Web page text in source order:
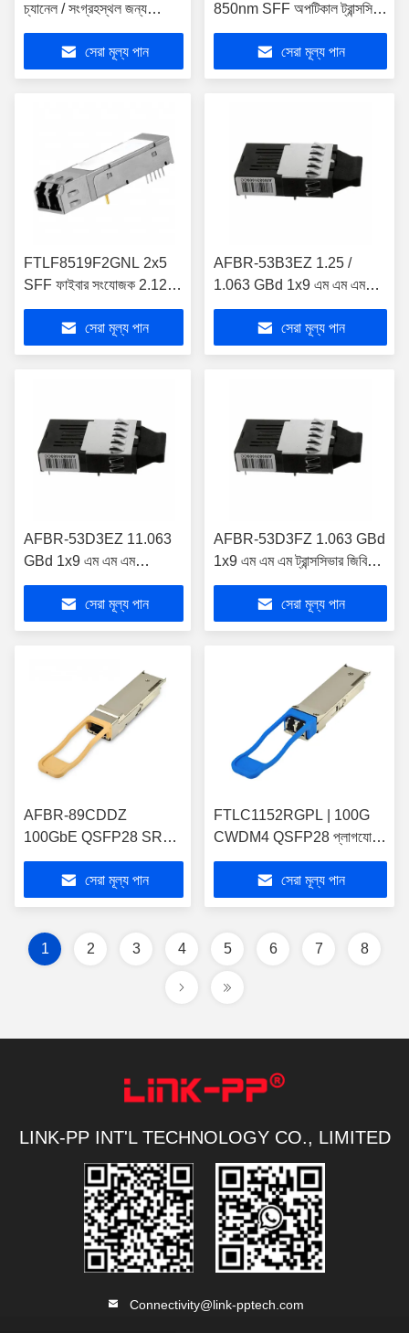
চ্যানেল / সংগ্রহস্থল জন্য
2.125 / 1.063 GBd SFF
2x5 ট্রান্সসিভারসেরা মূল্য পান
850nm SFF অপটিকাল ট্রান্সসিয়ার
মডিউল RoHS-6 অনুকরণ
সেরা মূল্য পান
FTLF8519F2GNL 2x5
SFF ফাইবার সংযোজক 2.125
জিবি / গুলি RoHS সঙ্গতিপূর্ণ
সংক্ষিপ্ত তরঙ্গদৈর্ঘ্যসেরা মূল্য পান
AFBR-53B3EZ 1.25 /
1.063 GBd 1x9 এম এম এম
ট্রান্সসিভার জিবিই এবং ফাইবার
চ্যানেল / সঞ্চয়স্থানের জন্য
সেরা মূল্য পান
AFBR-53D3EZ 11.063
GBd 1x9 এম এম এম
ট্রান্সসিভার জিবিই এবং ফাইবার
চ্যানেল / সঞ্চয়স্থানের জন্য
সেরা মূল্য পান
AFBR-53D3FZ 1.063 GBd
1x9 এম এম এম ট্রান্সসিভার জিবিই
এবং ফাইবার চ্যানেল / সংগ্রহস্থল
সেরা মূল্য পান
AFBR-89CDDZ
100GbE QSFP28 SR4
প্লাগযোগ্য ফাইবার অপটিক
ট্রান্সসিভার মডিউলসেরা মূল্য পান
FTLC1152RGPL | 100G
CWDM4 QSFP28 প্লাগযোগ্য
ফাইবার অপটিক ট্রান্সসিভার মডিউল
সেরা মূল্য পান
1 2 3 4 5 6 7 8
LINK-PP INT'L TECHNOLOGY CO., LIMITED
Connectivity@link-pptech.com